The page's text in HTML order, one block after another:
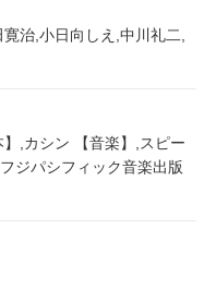
治,小日向しえ,中川礼二,
,カシン 【音楽】,スピー
ジパシフィック音楽出版